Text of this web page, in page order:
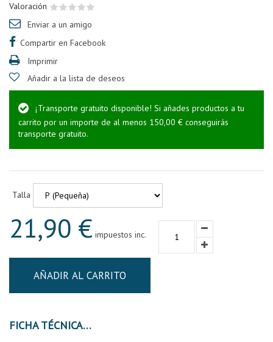
Valoración
Enviar a un amigo
Compartir en Facebook
Imprimir
Añadir a la lista de deseos
¡Transporte gratuito disponible! Si añades productos a tu
carrito por un importe de al menos 150,00 € conseguirás
transporte gratuito.
Talla
21,90 € impuestos inc.
AÑADIR AL CARRITO
FICHA TÉCNICA